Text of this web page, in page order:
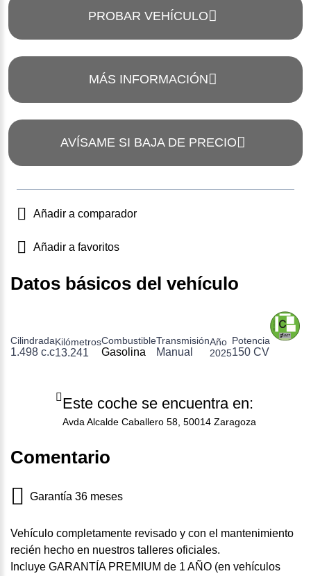
PROBAR VEHÍCULO
MÁS INFORMACIÓN
AVÍSAME SI BAJA DE PRECIO
Añadir a comparador
Añadir a favoritos
Datos básicos del vehículo
Cilindrada
1.498 c.c
Kilómetros
13.241
Combustible
Gasolina
Transmisión
Manual
Año
2025
Potencia
150 CV
Este coche se encuentra en:
Avda Alcalde Caballero 58, 50014 Zaragoza
Comentario
Garantía 36 meses
Vehículo completamente revisado y con el mantenimiento
recién hecho en nuestros talleres oficiales.
Incluye GARANTÍA PREMIUM de 1 AÑO (en vehículos